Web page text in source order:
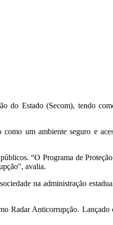
do Estado (Secom), tendo
como um ambiente seguro e
“O Programa de
avalia.
na administração
Radar Anticorrupção. Lançado